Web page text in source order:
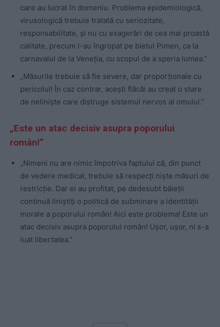
care au lucrat în domeniu. Problema epidemiologică,
virusologică trebuie tratată cu seriozitate,
responsabilitate, și nu cu exagerări de cea mai proastă
calitate, precum l-au îngropat pe bietul Pimen, ca la
carnavalul de la Veneția, cu scopul de a speria lumea.”
„Măsurile trebuie să fie severe, dar proporționale cu
pericolul! În caz contrar, acești flăcăi au creat o stare
de neliniște care distruge sistemul nervos al omului.”
„Este un atac decisiv asupra poporului
român!”
„Nimeni nu are nimic împotriva faptului că, din punct
de vedere medical, trebuie să respecți niște măsuri de
restricție. Dar ei au profitat, pe dedesubt băieții
continuă liniștiți o politică de subminare a identității
morale a poporului român! Aici este problema! Este un
atac decisiv asupra poporului român! Ușor, ușor, ni s-a
luat libertatea.”